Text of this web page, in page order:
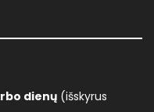
dienų (išskyrus